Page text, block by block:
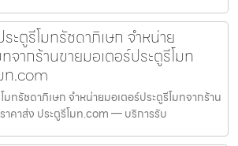
ะตูรีโมทรัชดาภิเษก จำหน่าย
จากร้านขายมอเตอร์ประตูรีโมท
ท.com
มทรัชดาภิเษก จำหน่ายมอเตอร์ประตูรีโมทจากร้าน
าคาส่ง ประตูรีโมท.com — บริการรับ